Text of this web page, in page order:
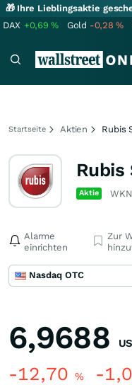
🎁 Ihre Lieblingsaktie
DAX +0,69% Gold -0,28%
Startseite Aktien Rubis
Rubis
Aktie
Alarme
einrichten
Zur
Nasdaq OTC
6,9688
-12,70 % -